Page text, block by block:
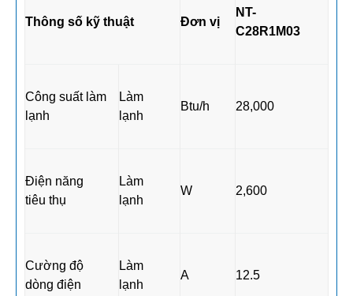
Thông số kỹ thuật Đơn vị
NT-
C28R1M03
Công suất làm
lạnh
Làm
lạnh
Btu/h 28,000
Điện năng
tiêu thụ
Làm
lạnh
W 2,600
Cường độ
dòng điện
Làm
lạnh
A 12.5